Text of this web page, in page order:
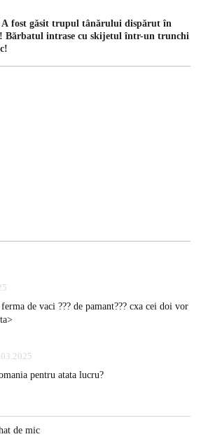
A fost găsit trupul tânărului dispărut în
Bărbatul intrase cu skijetul într-un trunchi
de vaci ??? de pamant??? cxa cei doi vor
pentru atata lucru?
de mic